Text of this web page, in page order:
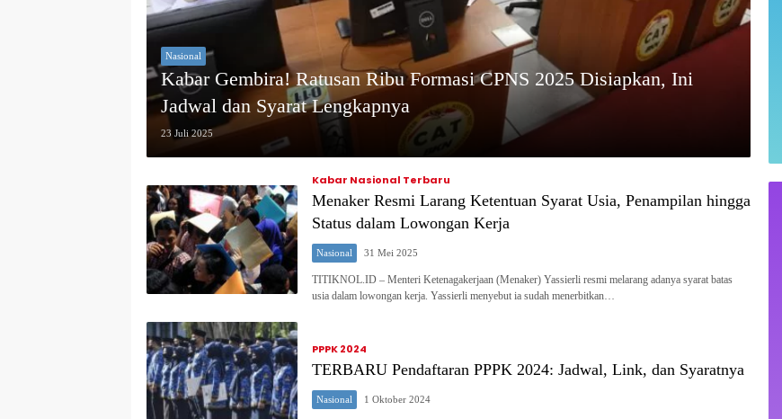
Nasional
‎Kabar Gembira! Ratusan Ribu Formasi CPNS 2025 Disiapkan, Ini
Jadwal dan Syarat Lengkapnya
23 Juli 2025
Kabar Nasional Terbaru
Menaker Resmi Larang Ketentuan Syarat Usia, Penampilan hingga
Status dalam Lowongan Kerja
Nasional 31 Mei 2025
TITIKNOL.ID – Menteri Ketenagakerjaan (Menaker) Yassierli resmi melarang adanya syarat batas
usia dalam lowongan kerja. Yassierli menyebut ia sudah menerbitkan…
PPPK 2024
TERBARU Pendaftaran PPPK 2024: Jadwal, Link, dan Syaratnya
Nasional 1 Oktober 2024